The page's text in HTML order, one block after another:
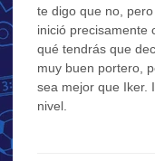
te digo que no,
inició precisamente
qué tendrás que
muy buen portero,
sea mejor que Iker.
nivel.